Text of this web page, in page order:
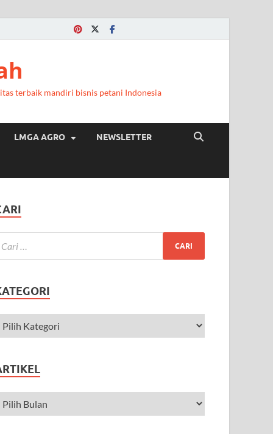
terbaik mandiri bisnis petani Indonesia
LMGA AGRO NEWSLETTER